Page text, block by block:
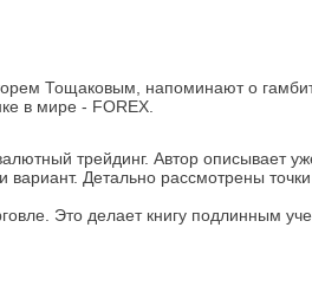
Тощаковым, напоминают о
в мире - FOREX.
трейдинг. Автор описывает
Детально рассмотрены
Это делает книгу подлинным